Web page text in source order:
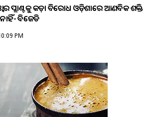
ପ୍ଲାଣ୍ଟକୁ କଡ଼ା ବିରୋଧ ଓଡ଼ିଶାରେ ଆଣବିକ ଶକ୍ତି
ନାହିଁ- ବିଜେଡି
PM